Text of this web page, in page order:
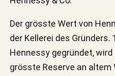
Der grösste Wert von
der Kellerei des Gründers.
Hennessy gegründet,
grösste Reserve an altem